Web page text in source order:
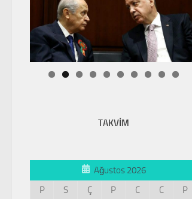
TAKVİM
Ağustos 2026
P
S Ç P C C
P